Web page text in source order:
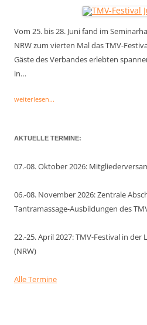
Vom 25. bis 28. Juni fand im
NRW zum vierten Mal das TMV-
Gäste des Verbandes erlebten
in…
weiterlesen...
AKTUELLE TERMINE:
07.-08. Oktober 2026:
06.-08. November 2026: Zentrale
Tantramassage-Ausbildungen des
22.-25. April 2027: TMV-Festival in
(NRW)
Alle Termine